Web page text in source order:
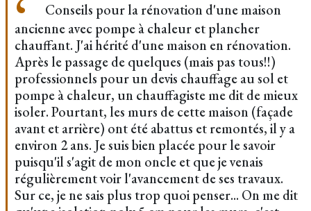
Conseils pour la rénovation d'une maison
ancienne avec pompe à chaleur et plancher
chauffant. J'ai hérité d'une maison en rénovation.
Après le passage de quelques (mais pas tous!!)
professionnels pour un devis chauffage au sol et
pompe à chaleur, un chauffagiste me dit de mieux
isoler. Pourtant, les murs de cette maison (façade
avant et arrière) ont été abattus et remontés, il y a
environ 2 ans. Je suis bien placée pour le savoir
puisqu'il s'agit de mon oncle et que je venais
régulièrement voir l'avancement de ses travaux.
Sur ce, je ne sais plus trop quoi penser... On me dit